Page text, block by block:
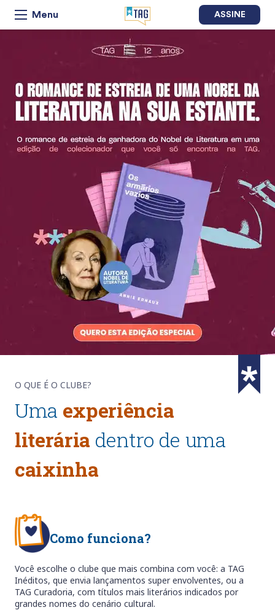
Menu ASSINE
O QUE É O CLUBE?
Uma experiência
literária dentro de uma
caixinha
Como funciona?
Você escolhe o clube que mais combina com você: a TAG
Inéditos, que envia lançamentos super envolventes, ou a
TAG Curadoria, com títulos mais literários indicados por
grandes nomes do cenário cultural.